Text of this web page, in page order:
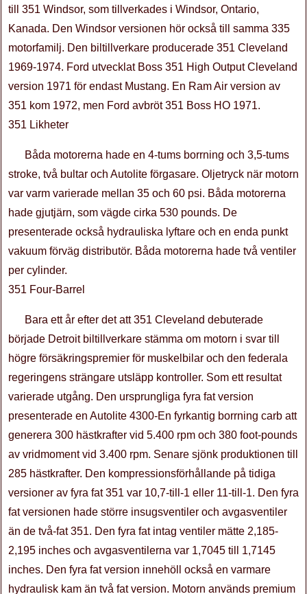
till 351 Windsor, som tillverkades i Windsor, Ontario,
Kanada. Den Windsor versionen hör också till samma 335
motorfamilj. Den biltillverkare producerade 351 Cleveland
1969-1974. Ford utvecklat Boss 351 High Output Cleveland
version 1971 för endast Mustang. En Ram Air version av
351 kom 1972, men Ford avbröt 351 Boss HO 1971.
351 Likheter
Båda motorerna hade en 4-tums borrning och 3,5-tums
stroke, två bultar och Autolite förgasare. Oljetryck när motorn
var varm varierade mellan 35 och 60 psi. Båda motorerna
hade gjutjärn, som vägde cirka 530 pounds. De
presenterade också hydrauliska lyftare och en enda punkt
vakuum förväg distributör. Båda motorerna hade två ventiler
per cylinder.
351 Four-Barrel
Bara ett år efter det att 351 Cleveland debuterade
började Detroit biltillverkare stämma om motorn i svar till
högre försäkringspremier för muskelbilar och den federala
regeringens strängare utsläpp kontroller. Som ett resultat
varierade utgång. Den ursprungliga fyra fat version
presenterade en Autolite 4300-En fyrkantig borrning carb att
generera 300 hästkrafter vid 5.400 rpm och 380 foot-pounds
av vridmoment vid 3.400 rpm. Senare sjönk produktionen till
285 hästkrafter. Den kompressionsförhållande på tidiga
versioner av fyra fat 351 var 10,7-till-1 eller 11-till-1. Den fyra
fat versionen hade större insugsventiler och avgasventiler
än de två-fat 351. Den fyra fat intag ventiler mätte 2,185-
2,195 inches och avgasventilerna var 1,7045 till 1,7145
inches. Den fyra fat version innehöll också en varmare
hydraulisk kam än två fat version. Motorn används premium